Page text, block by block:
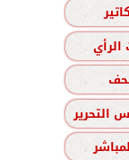
الرأي
التحرير